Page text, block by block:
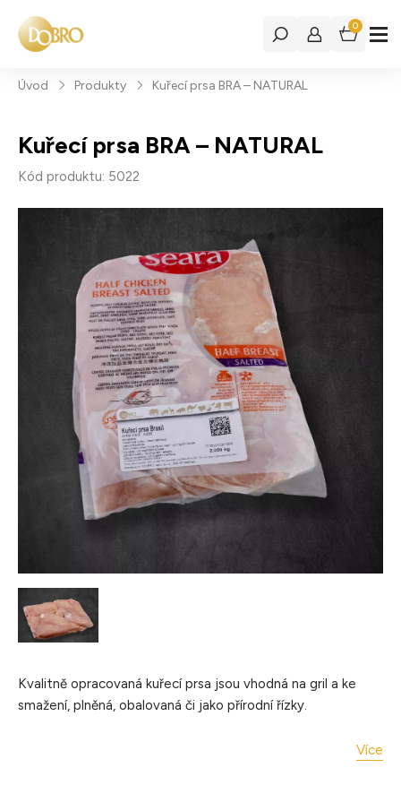
0
Úvod Produkty Kuřecí prsa BRA – NATURAL
Kuřecí prsa BRA – NATURAL
Kód produktu: 5022
Kvalitně opracovaná kuřecí prsa jsou vhodná na gril a ke
smažení, plněná, obalovaná či jako přírodní řízky.
Více